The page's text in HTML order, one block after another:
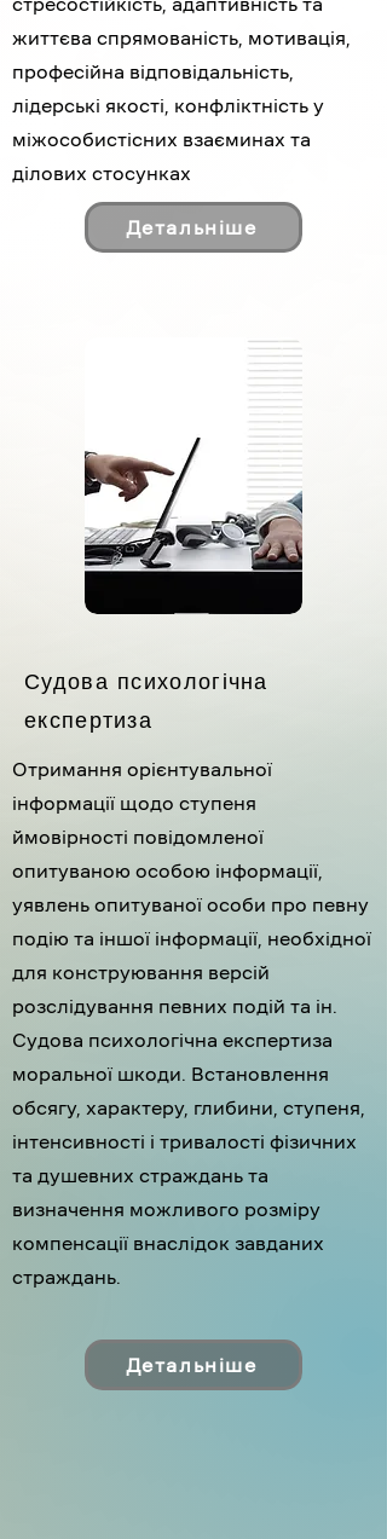
життєва спрямованість, мотивація,
професійна відповідальність,
лідерські якості, конфліктність у
міжособистісних взаєминах та
ділових стосунках
Детальніше
Судова психологічна
експертиза
Отримання орієнтувальної
інформації щодо ступеня
ймовірності повідомленої
опитуваною особою інформації,
уявлень опитуваної особи про певну
подію та іншої інформації, необхідної
для конструювання версій
розслідування певних подій та ін.
Судова психологічна експертиза
моральної шкоди. Встановлення
обсягу, характеру, глибини, ступеня,
інтенсивності і тривалості фізичних
та душевних страждань та
визначення можливого розміру
компенсації внаслідок завданих
страждань.
Детальніше